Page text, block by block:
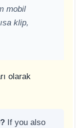
mobil
klip,
olarak
If you also